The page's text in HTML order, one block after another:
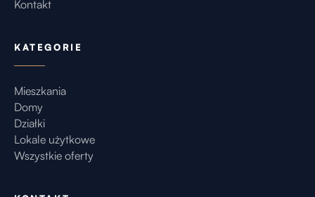
From the moment you enter, the cohesiveness of
prefer a minimalist style and those who prefer more
cozy accents.
Living room with access to the balcony
Kontakt
KATEGORIE
Mieszkania
Domy
Działki
Lokale użytkowe
Wszystkie oferty